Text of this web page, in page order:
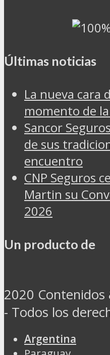
Últimas noticias
La nueva cara
momento de
Sancor
de sus
encuentro
CNP Seguros
Martin su
2026
Un producto de
2020 Contenidos
- Todos los
Argentina